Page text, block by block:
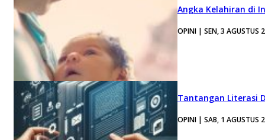
Angka Kelahiran di
OPINI | SEN, 3 AGUSTUS
Tantangan Literasi
OPINI | SAB, 1 AGUSTUS